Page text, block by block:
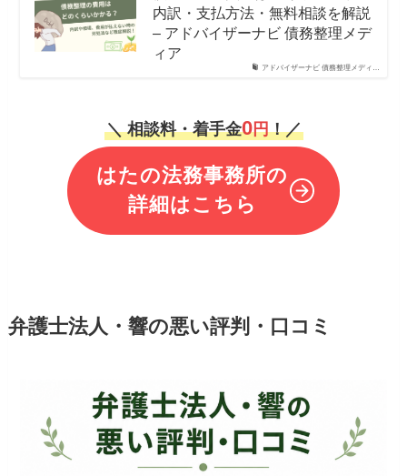
アドバイザーナビ 債務整理メディ…
内訳・支払方法・無料相談を解説
– アドバイザーナビ 債務整理メデ
ィア
＼ 相談料・着手金0円！／
はたの法務事務所の
詳細はこちら
弁護士法人・響の悪い評判・口コミ